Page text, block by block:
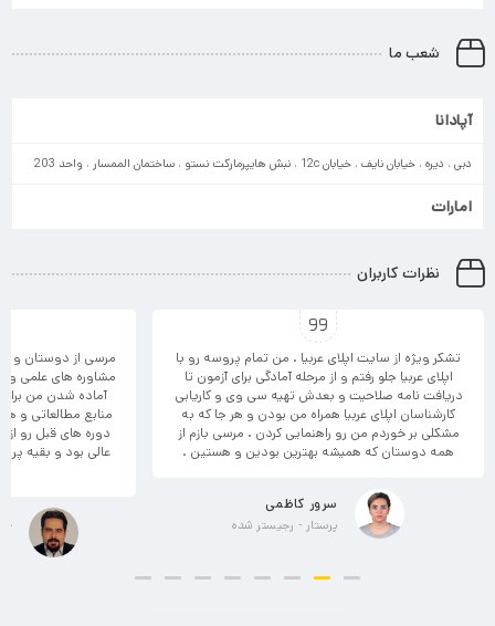
شعب ما
آپادانا
دبی ، دیره ، خیابان نایف ، خیابان 12c ، نبش هایپرمارکت نستو ، ساختمان الممسار ، واحد 203
امارات
نظرات کاربران
تشکر ویژه از سایت اپلای عربیا . من تمام پروسه رو با
اپلای عربیا جلو رفتم و از مرحله آمادگی برای آزمون تا
دریافت نامه صلاحیت و بعدش تهیه سی وی و کاریابی
کارشناسان اپلای عربیا همراه من بودن و هر جا که به
مشکلی بر خوردم من رو راهنمایی کردن . مرسی بازم از
همه دوستان که همیشه بهترین بودین و هستین .
سرور کاظمی
پرستار - رجیستر شده
مرسی از دوستان و
مشاوره های علمی و
آماده شدن من
منابع مطالعاتی و
دوره های قبل رو از
عالی بود و بقیه